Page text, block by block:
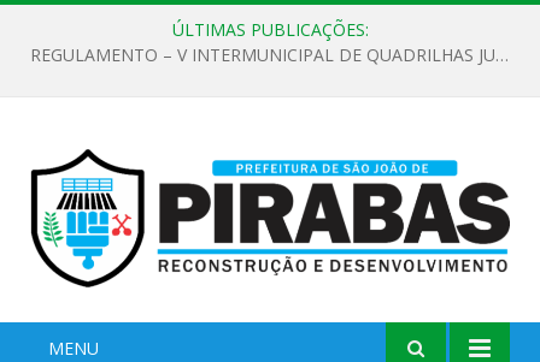
ÚLTIMAS PUBLICAÇÕES:
EDITAL DE CHAMAMENTO PÚBLICO Nº 02/2026
MENU